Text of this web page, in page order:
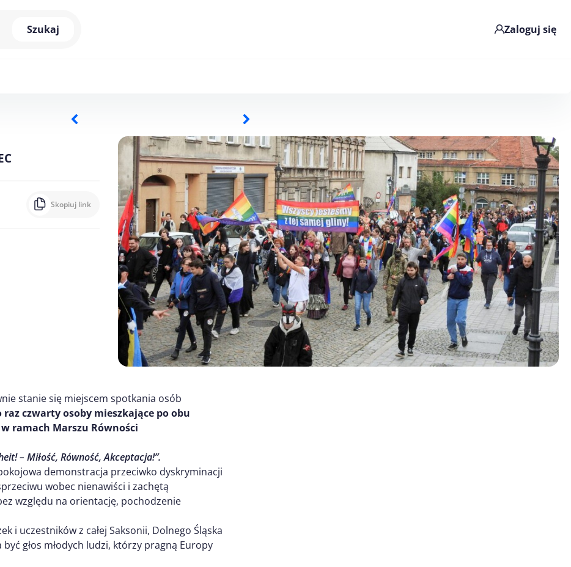
Szukaj
Zaloguj się
Skopiuj link
stanie się miejscem spotkania osób
raz czwarty osoby mieszkające po obu
ramach Marszu Równości
– Miłość, Równość, Akceptacja!”.
demonstracja przeciwko dyskryminacji
wobec nienawiści i zachętą
względu na orientację, pochodzenie
i uczestników z całej Saksonii, Dolnego Śląska
głos młodych ludzi, którzy pragną Europy